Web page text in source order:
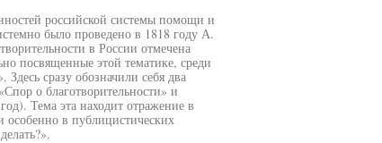
российской системы помощи и
было проведено в 1818 году А.
в России отмечена
посвященные этой тематике, среди
сразу обозначили себя два
о благотворительности» и
Тема эта находит отражение в
в публицистических